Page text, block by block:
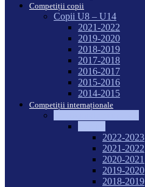
Competiții copii
Copii U8 – U14
2021-2022
2019-2020
2018-2019
2017-2018
2016-2017
2015-2016
2014-2015
Competiții internaționale
2022-2023
2021-2022
2020-2021
2019-2020
2018-2019